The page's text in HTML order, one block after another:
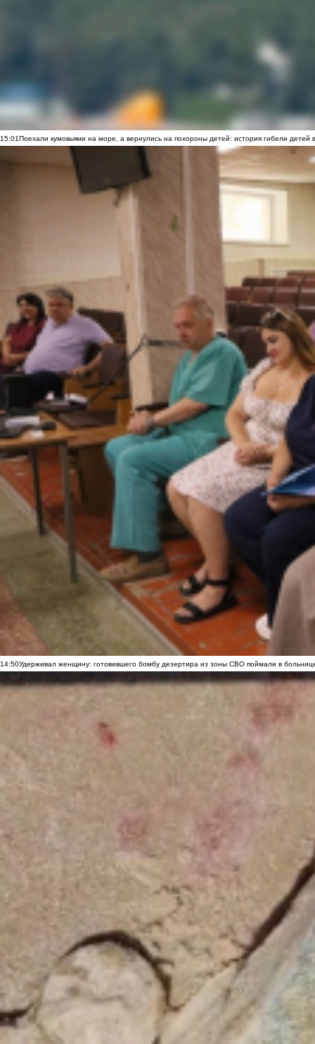
15:01Поехали кумовьями на море, а вернулись на похороны детей: история гибели детей
14:50Удерживал женщину: готовившего бомбу дезертира из зоны СВО поймали в